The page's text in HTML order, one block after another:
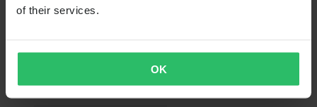
of their services.
OK
Niet op voorraad
Keerringen Talon wiel